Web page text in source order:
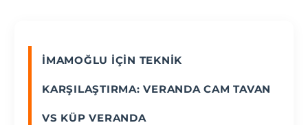
İMAMOĞLU İÇIN TEKNIK
KARŞILAŞTIRMA: VERANDA CAM TAVAN
VS KÜP VERANDA